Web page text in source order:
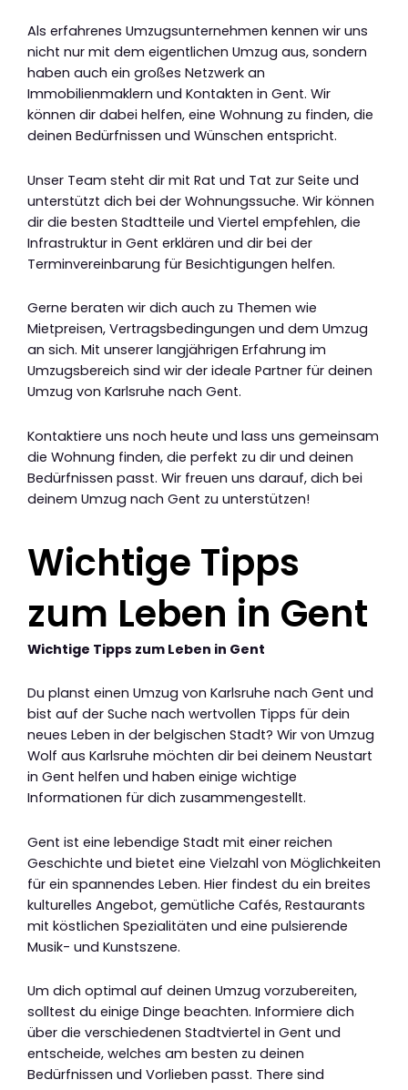
Als erfahrenes Umzugsunternehmen kennen wir uns
nicht nur mit dem eigentlichen Umzug aus, sondern
haben auch ein großes Netzwerk an
Immobilienmaklern und Kontakten in Gent. Wir
können dir dabei helfen, eine Wohnung zu finden, die
deinen Bedürfnissen und Wünschen entspricht.
Unser Team steht dir mit Rat und Tat zur Seite und
unterstützt dich bei der Wohnungssuche. Wir können
dir die besten Stadtteile und Viertel empfehlen, die
Infrastruktur in Gent erklären und dir bei der
Terminvereinbarung für Besichtigungen helfen.
Gerne beraten wir dich auch zu Themen wie
Mietpreisen, Vertragsbedingungen und dem Umzug
an sich. Mit unserer langjährigen Erfahrung im
Umzugsbereich sind wir der ideale Partner für deinen
Umzug von Karlsruhe nach Gent.
Kontaktiere uns noch heute und lass uns gemeinsam
die Wohnung finden, die perfekt zu dir und deinen
Bedürfnissen passt. Wir freuen uns darauf, dich bei
deinem Umzug nach Gent zu unterstützen!
Wichtige Tipps
zum Leben in Gent
Wichtige Tipps zum Leben in Gent
Du planst einen Umzug von Karlsruhe nach Gent und
bist auf der Suche nach wertvollen Tipps für dein
neues Leben in der belgischen Stadt? Wir von Umzug
Wolf aus Karlsruhe möchten dir bei deinem Neustart
in Gent helfen und haben einige wichtige
Informationen für dich zusammengestellt.
Gent ist eine lebendige Stadt mit einer reichen
Geschichte und bietet eine Vielzahl von Möglichkeiten
für ein spannendes Leben. Hier findest du ein breites
kulturelles Angebot, gemütliche Cafés, Restaurants
mit köstlichen Spezialitäten und eine pulsierende
Musik- und Kunstszene.
Um dich optimal auf deinen Umzug vorzubereiten,
solltest du einige Dinge beachten. Informiere dich
über die verschiedenen Stadtviertel in Gent und
entscheide, welches am besten zu deinen
Bedürfnissen und Vorlieben passt. There sind